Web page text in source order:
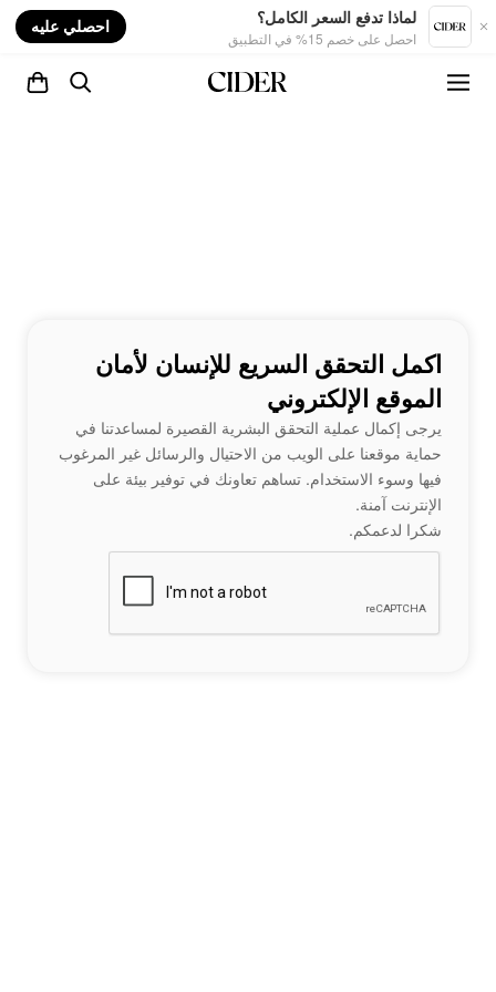
لماذا تدفع السعر الكامل؟
احصل على خصم 15% في التطبيق
احصلي عليه
اكمل التحقق السريع للإنسان لأمان
الموقع الإلكتروني
يرجى إكمال عملية التحقق البشرية القصيرة لمساعدتنا في
حماية موقعنا على الويب من الاحتيال والرسائل غير المرغوب
فيها وسوء الاستخدام. تساهم تعاونك في توفير بيئة على
الإنترنت آمنة.
شكرا لدعمكم.